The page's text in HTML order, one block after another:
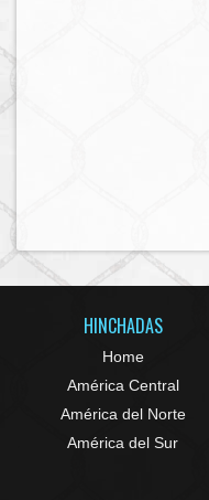
HINCHADAS
Home
América Central
América del Norte
América del Sur